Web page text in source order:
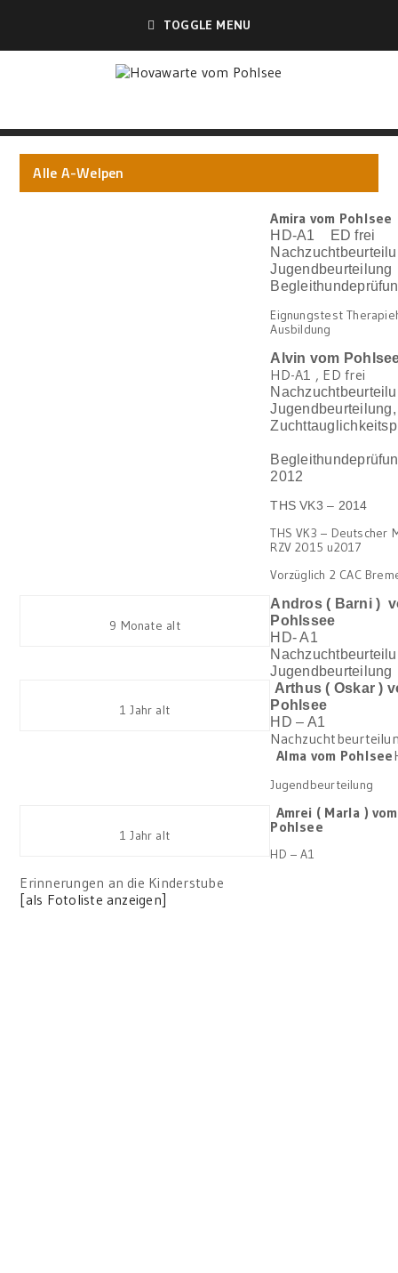
TOGGLE MENU
Alle A-Welpen
Amira vom Pohlsee
HD-A1 ED frei
Jugendbeurteilung
Eignungstest
Ausbildung
Alvin vom
HD-A1 , ED frei
Jugendbeurteilung,
2012
THS VK3 – 2014
THS VK3 – Deutscher
RZV 2015 u2017
Vorzüglich 2 CAC
9 Monate alt
Andros ( Barni )
Pohlssee
HD- A1
Jugendbeurteilung
1 Jahr alt
Arthus ( Oskar )
Pohlsee
HD – A1
Alma vom Pohlsee
Jugendbeurteilung
1 Jahr alt
Amrei ( Marla ) vom
Pohlsee
HD – A1
Erinnerungen an die Kinderstube
[als Fotoliste anzeigen]